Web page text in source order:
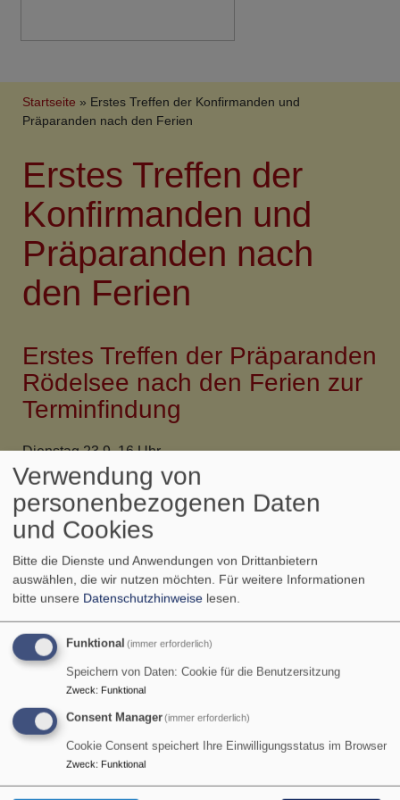
Breadcrumb
Startseite
Erstes Treffen der Konfirmanden und
Präparanden nach den Ferien
Erstes Treffen der
Konfirmanden und
Präparanden nach
den Ferien
Erstes Treffen der Präparanden
Rödelsee nach den Ferien zur
Terminfindung
Dienstag 23.9. 16 Uhr
Erstes Treffen der
Konfirmanden Rödelsee nach
den Ferien zur Terminfindung
Dienstag 23.9. 17.30 Uhr
jeweils Evang. Gemeindehaus
Rödelsee
Die nächsten Termine
So, 9.8. 9:30 Uhr
Verwendung von
personenbezogenen Daten
und Cookies
Bitte die Dienste und Anwendungen von Drittanbietern
auswählen, die wir nutzen möchten. Für weitere Informationen
bitte unsere Datenschutzhinweise lesen.
Funktional (immer erforderlich)
Speichern von Daten: Cookie für die Benutzersitzung
Zweck: Funktional
Consent Manager(immer erforderlich)
Cookie Consent speichert Ihre Einwilligungsstatus im Browser
Zweck: Funktional